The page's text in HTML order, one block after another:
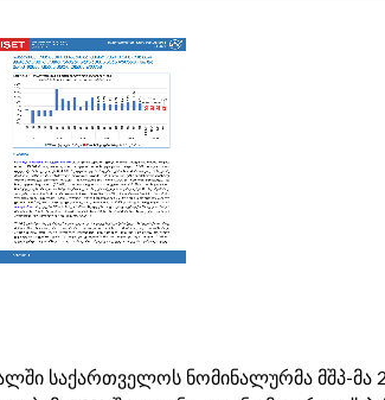
საქართველოს ნომინალურმა მშპ-